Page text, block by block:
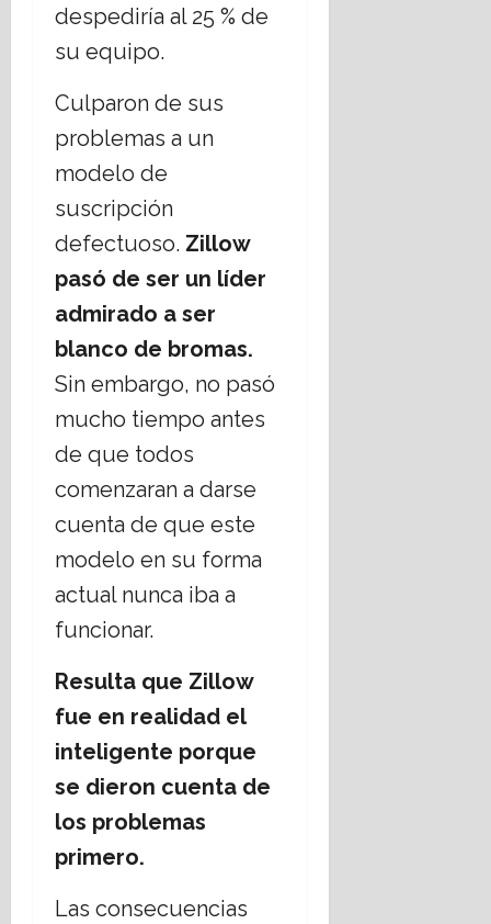
despediría al 25 % de
su equipo.
Culparon de sus
problemas a un
modelo de
suscripción
defectuoso. Zillow
pasó de ser un líder
admirado a ser
blanco de bromas.
Sin embargo, no pasó
mucho tiempo antes
de que todos
comenzaran a darse
cuenta de que este
modelo en su forma
actual nunca iba a
funcionar.
Resulta que Zillow
fue en realidad el
inteligente porque
se dieron cuenta de
los problemas
primero.
Las consecuencias